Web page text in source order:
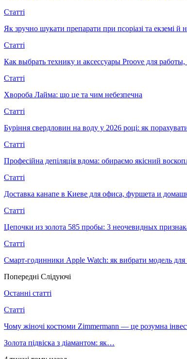
Статті
Як зручно шукати препарати при псоріазі та екземі й
Статті
Как выбрать технику и аксессуары Proove для
Статті
Хвороба Лайма: що це та чим небезпечна
Статті
Буріння свердловин на воду у 2026 році: як
Статті
Професійна депіляція вдома: обираємо якісний
Статті
Доставка канапе в Киеве для офиса, фуршета и
Статті
Цепочки из золота 585 пробы: 3 неочевидных
Статті
Смарт-годинники Apple Watch: як вибрати модель
Попередні Слідуючі
Останні статті
Статті
Чому жіночі костюми Zimmermann — це розумна
Золота підвіска з діамантом: як…